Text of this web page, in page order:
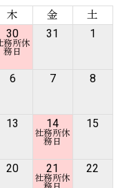
木 金
土
30 31 1
6 7 8
13 14 15
20 21 22